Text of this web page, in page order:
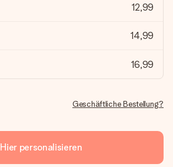
12,99
14,99
16,99
Geschäftliche Bestellung?
Hier personalisieren